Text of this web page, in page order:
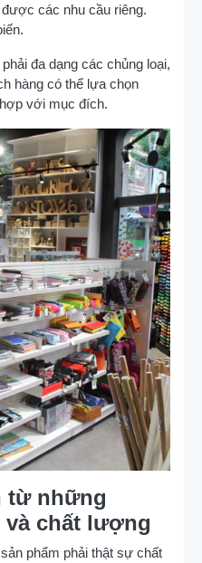
các nhu cầu riêng.
đa dạng các chủng loại,
hàng có thể lựa chọn
với mục đích.
từ những
chất lượng
phẩm phải thật sự chất